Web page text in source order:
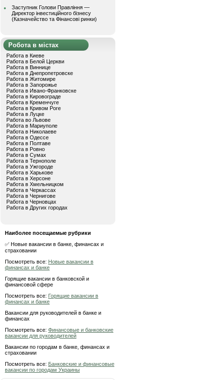
Заступник Голови Правління —
Директор інвестиційного бізнесу
(Казначейство та Фінансові ринки)
Робота в містах
Работа в Киеве
Работа в Белой Церкви
Работа в Виннице
Работа в Днепропетровске
Работа в Житомире
Работа в Запорожье
Работа в Ивано-Франковске
Работа в Кировограде
Работа в Кременчуге
Работа в Кривом Роге
Работа в Луцке
Работа во Львове
Работа в Мариуполе
Работа в Николаеве
Работа в Одессе
Работа в Полтаве
Работа в Ровно
Работа в Сумах
Работа в Тернополе
Работа в Ужгороде
Работа в Харькове
Работа в Херсоне
Работа в Хмельницком
Работа в Черкассах
Работа в Чернигове
Работа в Черновцах
Работа в Других городах
Наиболее посещаемые рубрики
✅ Новые вакансии в банке, финансах и
страховании
Посмотреть все: Новые вакансии в
финансах и банке
Горящие вакансии в банковской и
финансовой сфере
Посмотреть все: Горящие вакансии в
финансах и банке
Вакансии для руководителей в банке и
финансах
Посмотреть все: Финансовые и банковские
вакансии для руководителей
Вакансии по городам в банке, финансах и
страховании
Посмотреть все: Банковские и финансовые
вакансии по городам Украины